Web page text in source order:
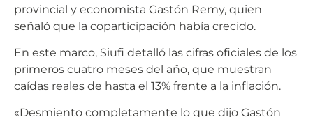
provincial y economista Gastón Remy, quien
señaló que la coparticipación había crecido.
En este marco, Siufi detalló las cifras oficiales de los
primeros cuatro meses del año, que muestran
caídas reales de hasta el 13% frente a la inflación.
«Desmiento completamente lo que dijo Gastón